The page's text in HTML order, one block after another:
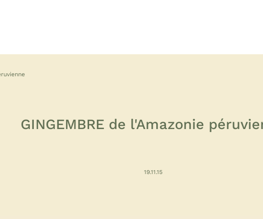
GINGEMBRE de l'Amazonie
19.11.15